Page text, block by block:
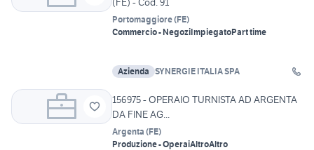
Portomaggiore(FE)
Commercio - NegoziImpiegatoPart time
Azienda SYNERGIE ITALIA SPA
156975 - OPERAIO TURNISTA AD ARGENTA
DA FINE AG...
Argenta (FE)
Produzione - OperaiAltroAltro